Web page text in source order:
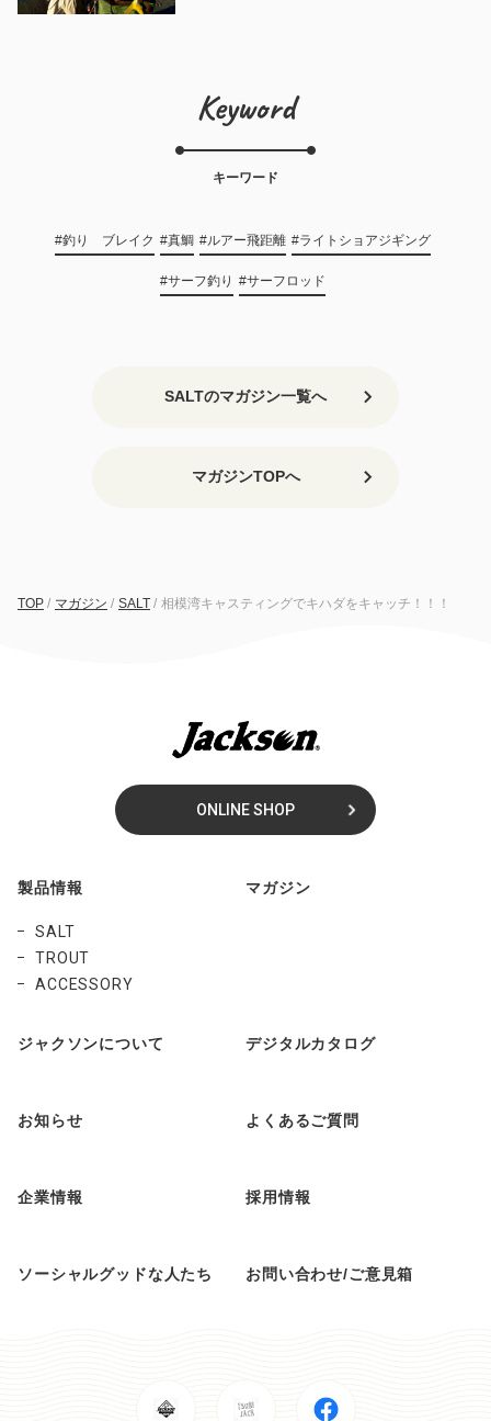
Keyword
キーワード
#釣り ブレイク #真鯛 #ルアー飛距離 #ライトショアジギング
#サーフ釣り #サーフロッド
SALTのマガジン一覧へ
マガジンTOPへ
TOP / マガジン / SALT / 相模湾キャスティングでキハダをキャッチ！！！
ONLINE SHOP
製品情報
SALT
TROUT
ACCESSORY
マガジン
ジャクソンについて デジタルカタログ
お知らせ よくあるご質問
企業情報 採用情報
ソーシャルグッドな人たち お問い合わせ/ご意見箱